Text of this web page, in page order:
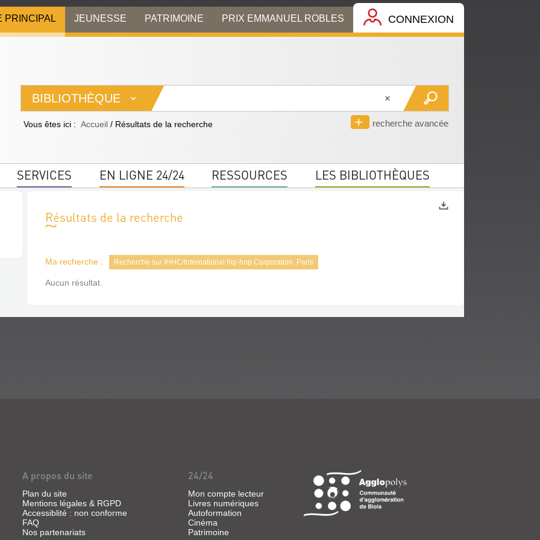
PRINCIPAL JEUNESSE PATRIMOINE PRIX EMMANUEL ROBLES CONNEXION
BIBLIOTHÈQUE
recherche avancée
Vous êtes ici : Accueil / Résultats de la recherche
SERVICES EN LIGNE 24/24 RESSOURCES LES BIBLIOTHÈQUES
Résultats de la recherche
Ma recherche : Recherche sur IHHC/International hip-hop Corporation. Paris
Aucun résultat.
A propos du site
Plan du site
Mentions légales & RGPD
Accessiblité : non conforme
FAQ
Nos partenariats
24/24
Mon compte lecteur
Livres numériques
Autoformation
Cinéma
Patrimoine